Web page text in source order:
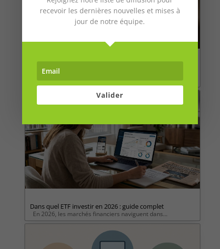
Cagnotte en ligne : ce que coûtent vraiment les frais, la
fiscalité et la sécurité
Un Français sur quatre a déjà créé une cagnotte...
Dans quel ETF investir en 2026 : guide complet
En 2026, les marchés financiers naviguent dans...
recevoir les dernières nouvelles et mises à
jour de notre équipe.
Valider